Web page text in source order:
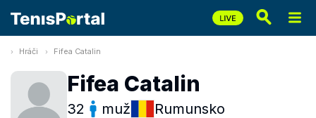
Hráči Fifea Catalin
Fifea Catalin
32 muž Rumunsko